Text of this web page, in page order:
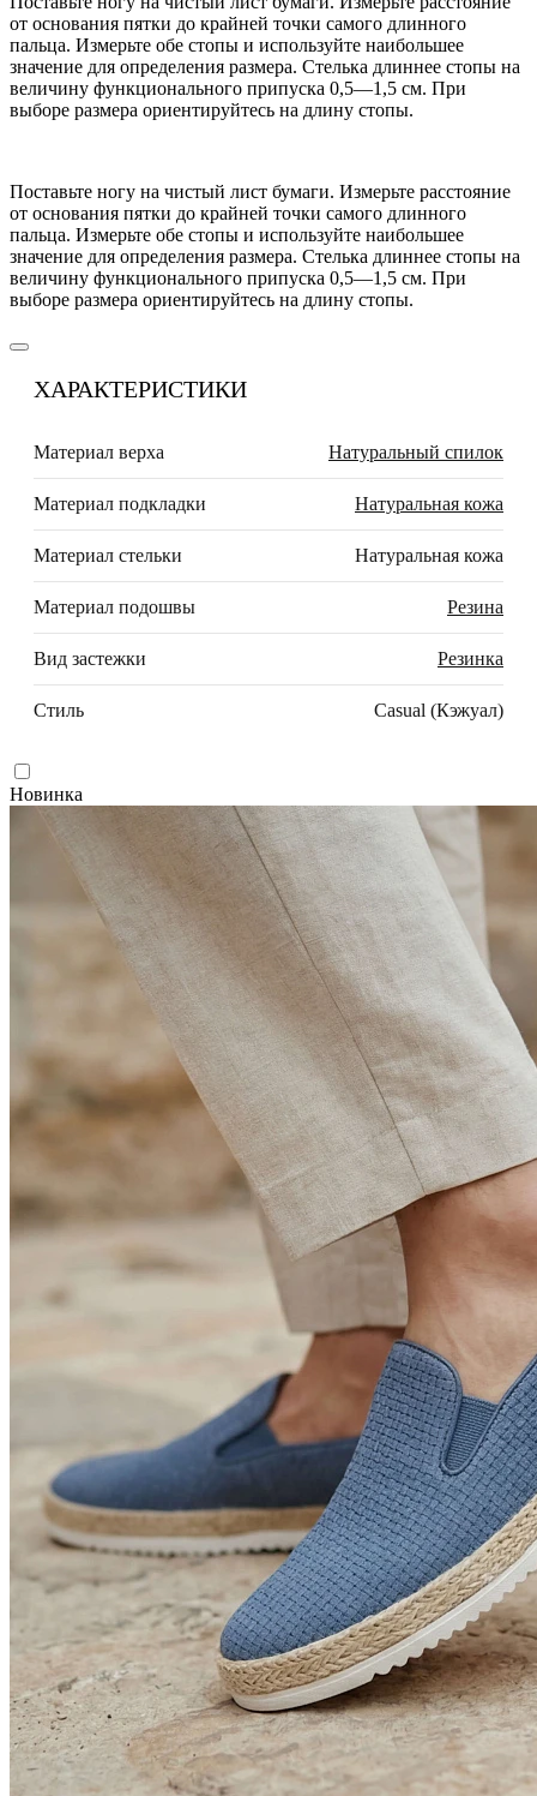
от основания пятки до крайней точки самого длинного
пальца. Измерьте обе стопы и используйте наибольшее
значение для определения размера. Стелька длиннее стопы на
величину функционального припуска 0,5—1,5 см. При
выборе размера ориентируйтесь на длину стопы.
Поставьте ногу на чистый лист бумаги. Измерьте расстояние
от основания пятки до крайней точки самого длинного
пальца. Измерьте обе стопы и используйте наибольшее
значение для определения размера. Стелька длиннее стопы на
величину функционального припуска 0,5—1,5 см. При
выборе размера ориентируйтесь на длину стопы.
ХАРАКТЕРИСТИКИ
Материал верха Натуральный спилок
Материал подкладки Натуральная кожа
Материал стельки Натуральная кожа
Материал подошвы Резина
Вид застежки Резинка
Стиль Casual (Кэжуал)
Новинка